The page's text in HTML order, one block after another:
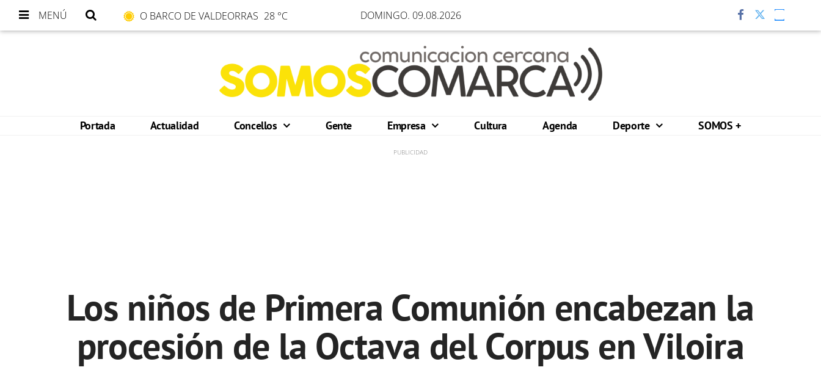
MENÚ O BARCO DE VALDEORRAS 28 °C DOMINGO. 09.08.2026
Portada Actualidad Concellos Gente Empresa Cultura Agenda Deporte SOMOS +
Los niños de Primera Comunión encabezan la
procesión de la Octava del Corpus en Viloira